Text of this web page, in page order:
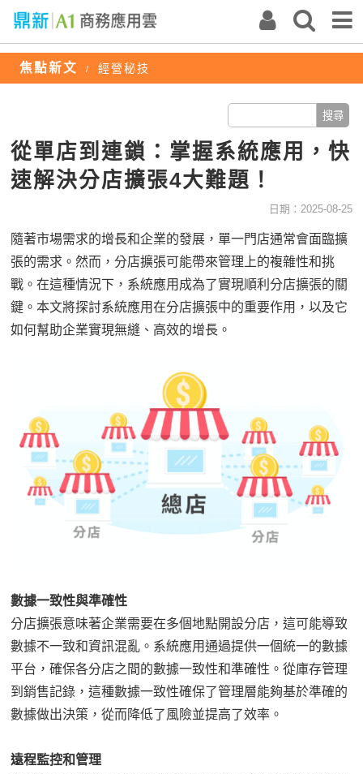
焦點新文 / 經營秘技
從單店到連鎖：掌握系統應用，快
速解決分店擴張4大難題！
日期：2025-08-25
隨著市場需求的增長和企業的發展，單一門店通常會面臨擴
張的需求。然而，分店擴張可能帶來管理上的複雜性和挑
戰。在這種情況下，系統應用成為了實現順利分店擴張的關
鍵。本文將探討系統應用在分店擴張中的重要作用，以及它
如何幫助企業實現無縫、高效的增長。
數據一致性與準確性
分店擴張意味著企業需要在多個地點開設分店，這可能導致
數據不一致和資訊混亂。系統應用通過提供一個統一的數據
平台，確保各分店之間的數據一致性和準確性。從庫存管理
到銷售記錄，這種數據一致性確保了管理層能夠基於準確的
數據做出決策，從而降低了風險並提高了效率。
遠程監控和管理